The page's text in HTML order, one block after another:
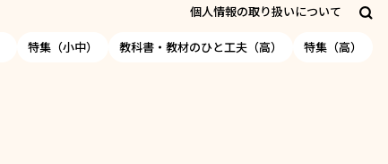
個人情報の取り扱いについて
特集（小中） 教科書・教材のひと工夫（高） 特集（高）